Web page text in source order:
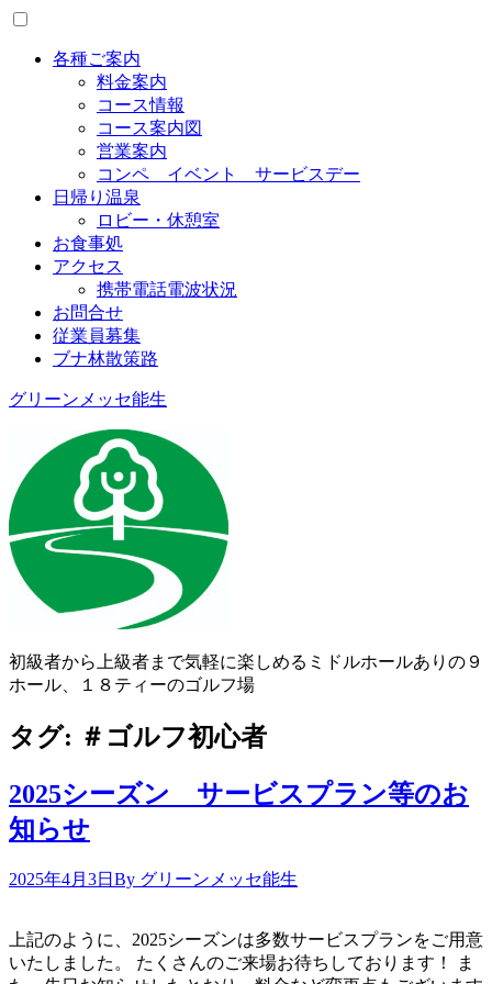
各種ご案内
料金案内
コース情報
コース案内図
営業案内
コンペ イベント サービスデー
日帰り温泉
ロビー・休憩室
お食事処
アクセス
携帯電話電波状況
お問合せ
従業員募集
ブナ林散策路
グリーンメッセ能生
初級者から上級者まで気軽に楽しめるミドルホールありの９
ホール、１８ティーのゴルフ場
タグ: ＃ゴルフ初心者
2025シーズン サービスプラン等のお
知らせ
2025年4月3日 By グリーンメッセ能生
上記のように、2025シーズンは多数サービスプランをご用意
いたしました。 たくさんのご来場お待ちしております！ ま